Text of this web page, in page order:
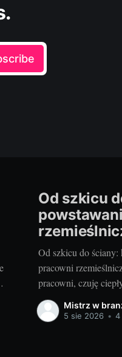
Od szkicu
Od szkicu do
pracowni
pracowni, czuję
szczotek i frezów.
budują charakter
Mistrz w
5 sie 2026 • 4